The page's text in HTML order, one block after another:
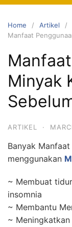
Home
Artikel
Manfaat
Minyak
ARTIKEL ·
Banyak
menggunakan
~ Membuat
insomnia
~ Membantu
~